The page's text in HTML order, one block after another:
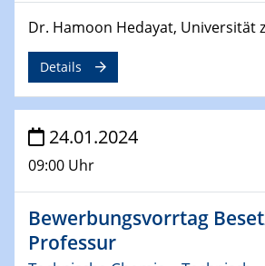
10.04.2024 - 11.04.2024
Kooperationsseminar |
Brennstoffzellen
15.04.2024
Online Workshop
Ben Gurion University
25.04.2024
CENIDE & WIN Seminar
MATURE
Speaker: Albert Dato (Harvey Mudd
Dr. Hamoon Hedayat, Universität
Details
24.01.2024
09:00 Uhr
Bewerbungsvorrtag
Professur